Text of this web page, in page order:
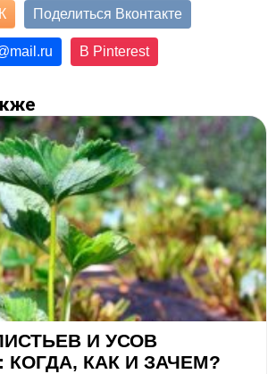
Поделиться Вконтакте
mail.ru В Pinterest
И УСОВ
КОГДА, КАК И ЗАЧЕМ?